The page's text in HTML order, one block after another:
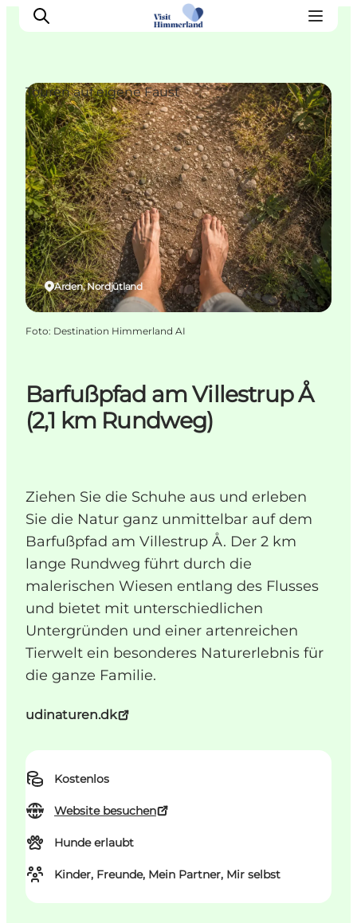
Erlebnisse
Natur
Städte und Orte
Das passiert
Reiseplanung
Praktische Informationen
Barfußpfad am Villestrup Å
(2,1 km Rundweg)
Ziehen Sie die Schuhe aus und erleben
Sie die Natur ganz unmittelbar auf dem
Barfußpfad am Villestrup Å. Der 2 km
lange Rundweg führt durch die
malerischen Wiesen entlang des Flusses
und bietet mit unterschiedlichen
Untergründen und einer artenreichen
Tierwelt ein besonderes Naturerlebnis für
die ganze Familie.
udinaturen.dk
Kostenlos
Website besuchen
Hunde erlaubt
Kinder, Freunde, Mein Partner, Mir selbst
Arden, Nordjütland
Touren auf eigene Faust
Foto: Destination Himmerland AI